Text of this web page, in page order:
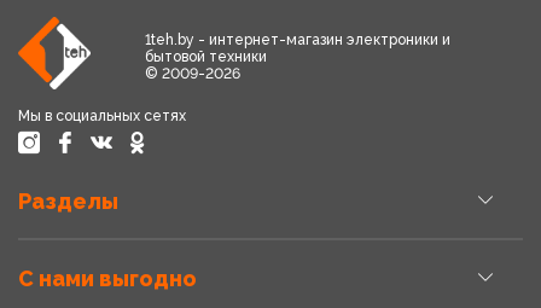
1teh.by - интернет-магазин электроники и
бытовой техники
© 2009-2026
Мы в социальных сетях
Разделы
С нами выгодно